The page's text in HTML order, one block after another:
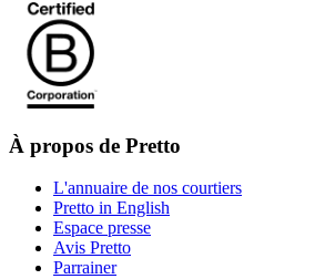
À propos de Pretto
L'annuaire de nos courtiers
Pretto in English
Espace presse
Avis Pretto
Parrainer